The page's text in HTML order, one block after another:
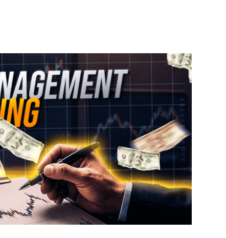
perdent la moitié de leur capital en
leurs stratégies pourries, mais bien
c’est ton bouclier anti-catastrophe,
part en vrille. Conduire sans ceinture,
ce qu'il veut, le risk management, c’est
c'est la survie en trading. Prêt à
ton compte ? Accroche-toi, ça va